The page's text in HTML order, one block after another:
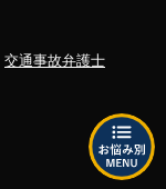
交通事故弁護士